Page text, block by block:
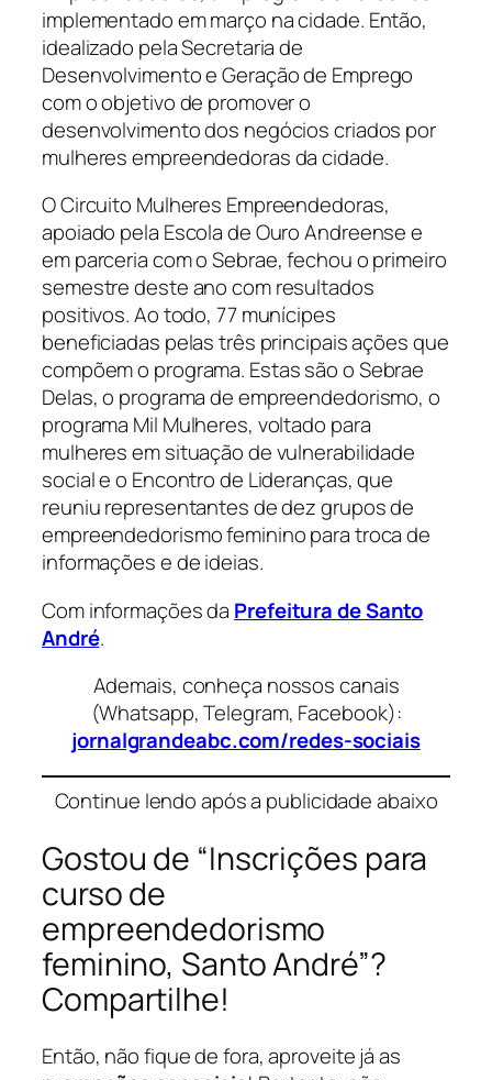
implementado em março na cidade. Então,
idealizado pela Secretaria de
Desenvolvimento e Geração de Emprego
com o objetivo de promover o
desenvolvimento dos negócios criados por
mulheres empreendedoras da cidade.
O Circuito Mulheres Empreendedoras,
apoiado pela Escola de Ouro Andreense e
em parceria com o Sebrae, fechou o primeiro
semestre deste ano com resultados
positivos. Ao todo, 77 munícipes
beneficiadas pelas três principais ações que
compõem o programa. Estas são o Sebrae
Delas, o programa de empreendedorismo, o
programa Mil Mulheres, voltado para
mulheres em situação de vulnerabilidade
social e o Encontro de Lideranças, que
reuniu representantes de dez grupos de
empreendedorismo feminino para troca de
informações e de ideias.
Com informações da Prefeitura de Santo
André.
Ademais, conheça nossos canais
(Whatsapp, Telegram, Facebook):
jornalgrandeabc.com/redes-sociais
Continue lendo após a publicidade abaixo
Gostou de “Inscrições para
curso de
empreendedorismo
feminino, Santo André”?
Compartilhe!
Então, não fique de fora, aproveite já as